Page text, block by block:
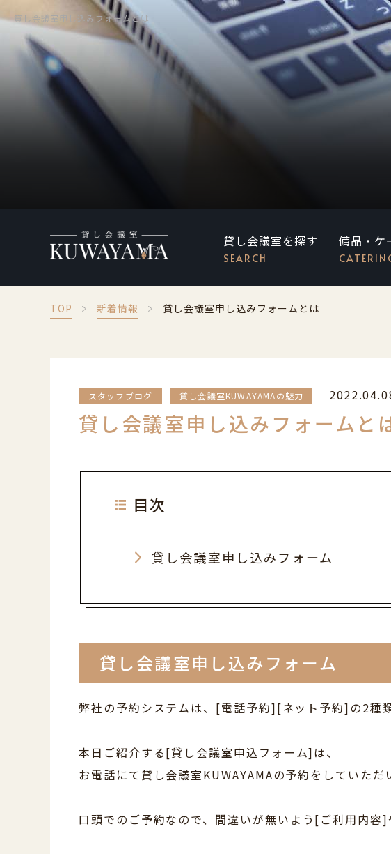
貸し会議室申し込みフォームとは
貸し会議室を探す
SEARCH
備品・ケ
TOP 新着情報 貸し会議室申し込みフォームとは
スタッフブログ 貸し会議室KUWAYAMAの魅力
貸し会議室申し込みフォームと
目次
貸し会議室申し込みフォーム
貸し会議室申し込みフォーム
弊社の予約システムは、[電話予約][ネット予約]の2種類
本日ご紹介する[貸し会議室申込フォーム]は、
お電話にて貸し会議室KUWAYAMAの予約をしていただ
口頭でのご予約なので、間違いが無いよう[ご利用内容